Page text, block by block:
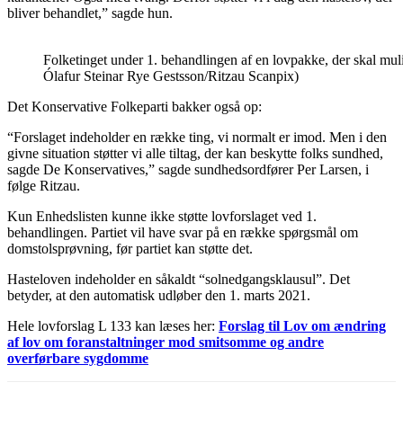
bliver behandlet,” sagde hun.
Folketinget under 1. behandlingen af en lovpakke, der skal
Ólafur Steinar Rye Gestsson/Ritzau Scanpix)
Det Konservative Folkeparti bakker også op:
“Forslaget indeholder en række ting, vi normalt er imod. Men i den
givne situation støtter vi alle tiltag, der kan beskytte folks sundhed,
sagde De Konservatives,” sagde sundhedsordfører Per Larsen, i
følge Ritzau.
Kun Enhedslisten kunne ikke støtte lovforslaget ved 1.
behandlingen. Partiet vil have svar på en række spørgsmål om
domstolsprøvning, før partiet kan støtte det.
Hasteloven indeholder en såkaldt “solnedgangsklausul”. Det
betyder, at den automatisk udløber den 1. marts 2021.
Hele lovforslag L 133 kan læses her: Forslag til Lov om ændring
af lov om foranstaltninger mod smitsomme og andre
overførbare sygdomme